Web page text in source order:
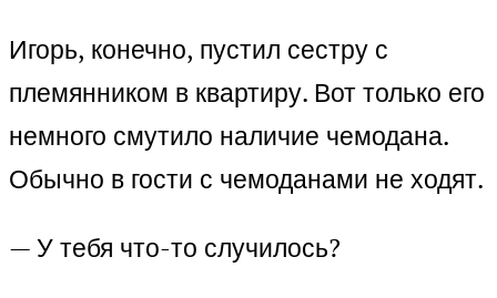
Игорь, конечно, пустил сестру с
племянником в квартиру. Вот только его
немного смутило наличие чемодана.
Обычно в гости с чемоданами не ходят.
— У тебя что-то случилось?